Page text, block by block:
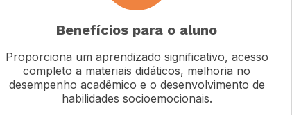
Benefícios para o aluno
Proporciona um aprendizado significativo, acesso
completo a materiais didáticos, melhoria no
desempenho acadêmico e o desenvolvimento de
habilidades socioemocionais.